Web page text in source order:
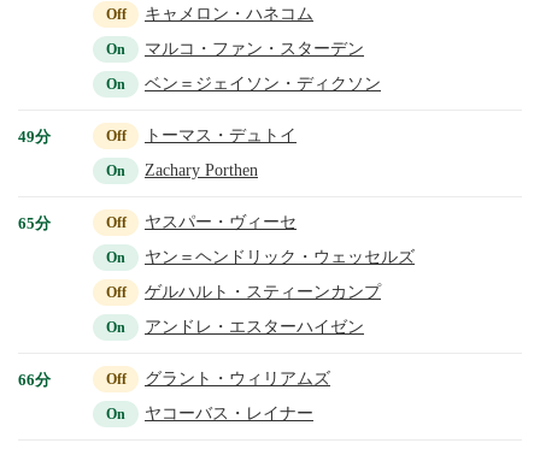
Off キャメロン・ハネコム
On マルコ・ファン・スターデン
On ベン＝ジェイソン・ディクソン
49分 Off トーマス・デュトイ
On Zachary Porthen
65分 Off ヤスパー・ヴィーセ
On ヤン＝ヘンドリック・ウェッセルズ
Off ゲルハルト・スティーンカンプ
On アンドレ・エスターハイゼン
66分 Off グラント・ウィリアムズ
On ヤコーバス・レイナー